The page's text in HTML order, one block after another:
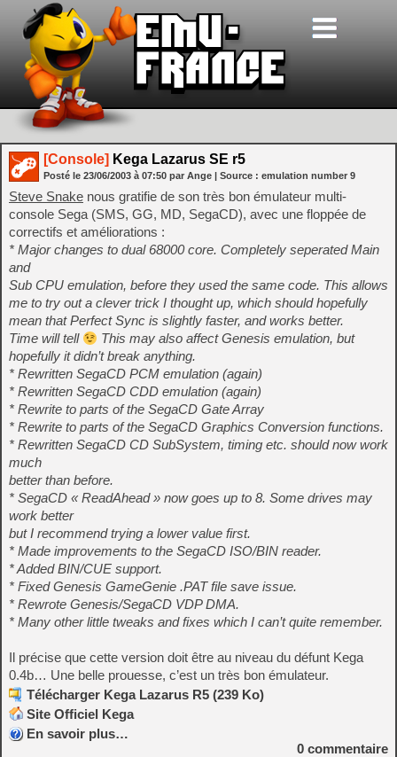
[Console] Kega Lazarus SE r5
Posté le 23/06/2003 à 07:50 par Ange | Source : emulation number 9
Steve Snake nous gratifie de son très bon émulateur multi-
console Sega (SMS, GG, MD, SegaCD), avec une floppée de
correctifs et améliorations :
* Major changes to dual 68000 core. Completely seperated Main
and
Sub CPU emulation, before they used the same code. This allows
me to try out a clever trick I thought up, which should hopefully
mean that Perfect Sync is slightly faster, and works better.
Time will tell
This may also affect Genesis emulation, but
hopefully it didn’t break anything.
* Rewritten SegaCD PCM emulation (again)
* Rewritten SegaCD CDD emulation (again)
* Rewrite to parts of the SegaCD Gate Array
* Rewrite to parts of the SegaCD Graphics Conversion functions.
* Rewritten SegaCD CD SubSystem, timing etc. should now work
much
better than before.
* SegaCD « ReadAhead » now goes up to 8. Some drives may
work better
but I recommend trying a lower value first.
* Made improvements to the SegaCD ISO/BIN reader.
* Added BIN/CUE support.
* Fixed Genesis GameGenie .PAT file save issue.
* Rewrote Genesis/SegaCD VDP DMA.
* Many other little tweaks and fixes which I can’t quite remember.
Il précise que cette version doit être au niveau du défunt Kega
0.4b… Une belle prouesse, c’est un très bon émulateur.
Télécharger Kega Lazarus R5 (239 Ko)
Site Officiel Kega
En savoir plus…
0 commentaire